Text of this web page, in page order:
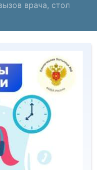
врача, стол